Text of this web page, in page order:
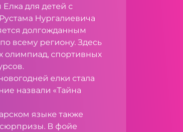
для детей с
Нургалиевича
долгожданным
всему региону. Здесь
олимпиад, спортивных
елки стала
назвали «Тайна
языке также
В фойе